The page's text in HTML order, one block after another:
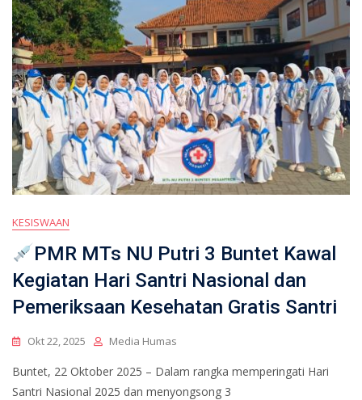
KESISWAAN
PMR MTs NU Putri 3 Buntet Kawal
Kegiatan Hari Santri Nasional dan
Pemeriksaan Kesehatan Gratis Santri
Okt 22, 2025 Media Humas
Buntet, 22 Oktober 2025 – Dalam rangka memperingati Hari
Santri Nasional 2025 dan menyongsong 3